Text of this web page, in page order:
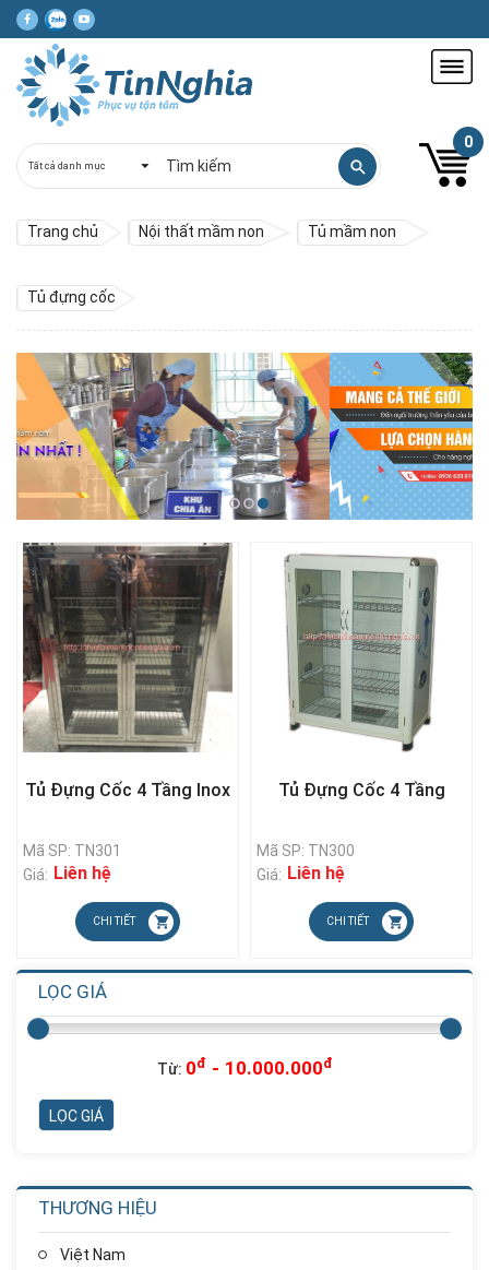
0
Trang chủ Nội thất mầm non Tủ mầm non
Tủ đựng cốc
Tủ Đựng Cốc 4 Tầng Inox
Mã SP: TN301
Giá: Liên hệ
CHI TIẾT
Tủ Đựng Cốc 4 Tầng
Mã SP: TN300
Giá: Liên hệ
CHI TIẾT
LỌC GIÁ
Từ: 0đ - 10.000.000đ
THƯƠNG HIỆU
Việt Nam
Giá: Liên hệ
Nhà Chơi Cầu Trượt Kép